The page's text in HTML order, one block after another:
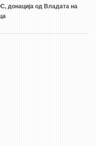
донација од Владата на